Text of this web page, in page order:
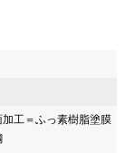
工＝ふっ素樹脂塗膜